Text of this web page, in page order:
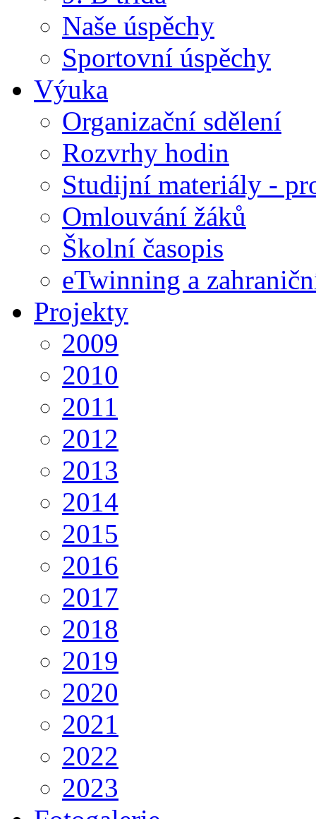
Naše úspěchy
Sportovní úspěchy
Výuka
Organizační sdělení
Rozvrhy hodin
Studijní materiály -
Omlouvání žáků
Školní časopis
eTwinning a
Projekty
2009
2010
2011
2012
2013
2014
2015
2016
2017
2018
2019
2020
2021
2022
2023